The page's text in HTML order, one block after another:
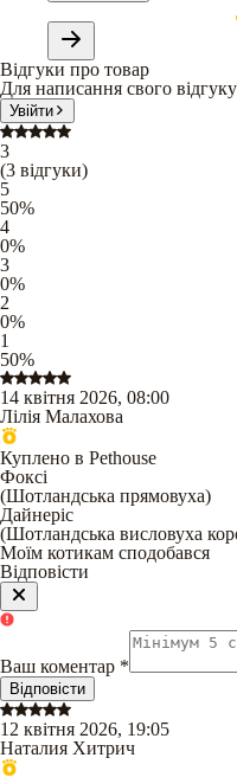
Відгуки про товар
Для написання свого
Увійти
3
(3 відгуки)
5
50%
4
0%
3
0%
2
0%
1
50%
14 квітня 2026, 08:00
Лілія Малахова
Куплено в Pethouse
Фоксі
(Шотландська прямовуха)
Дайнеріс
(Шотландська висловуха
Моїм котикам сподобався
Відповісти
Ваш коментар *
Відповісти
12 квітня 2026, 19:05
Наталия Хитрич